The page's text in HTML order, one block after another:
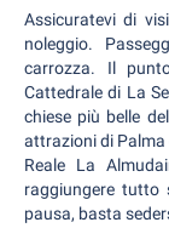
Assicuratevi di
noleggio.
carrozza. Il
Cattedrale di La
chiese più belle
attrazioni di Palma
Reale La
raggiungere tutto
pausa, basta